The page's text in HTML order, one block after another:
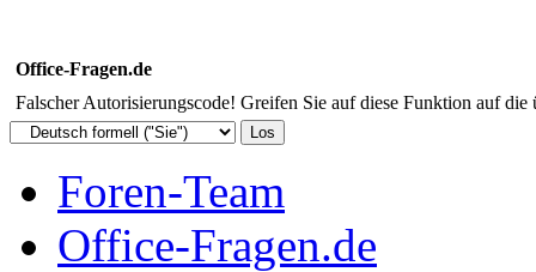
Office-Fragen.de
Falscher Autorisierungscode! Greifen Sie auf diese Funktion auf
Foren-Team
Office-Fragen.de